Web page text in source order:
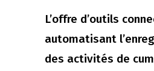
L’offre d’outils
automatisant
des activités de